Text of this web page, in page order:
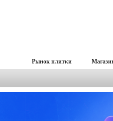
Рынок плитки